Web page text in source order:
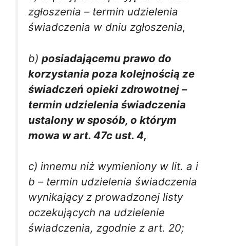
zgłoszenia – termin udzielenia
świadczenia w dniu zgłoszenia,
b) posiadającemu prawo do
korzystania poza kolejnością ze
świadczeń opieki zdrowotnej –
termin udzielenia świadczenia
ustalony w sposób, o którym
mowa w art. 47c ust. 4,
c) innemu niż wymieniony w lit. a i
b – termin udzielenia świadczenia
wynikający z prowadzonej listy
oczekujących na udzielenie
świadczenia, zgodnie z art. 20;